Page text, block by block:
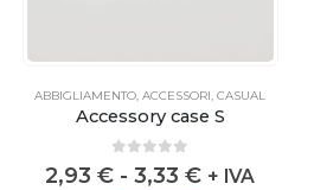
ABBIGLIAMENTO,ACCESSORI,CASUAL
Accessory case S
2,93€ - 3,33€ + IVA